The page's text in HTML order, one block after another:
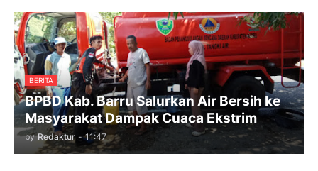
BERITA
BPBD Kab. Barru Salurkan Air Bersih ke
Masyarakat Dampak Cuaca Ekstrim
by Redaktur - 11:47